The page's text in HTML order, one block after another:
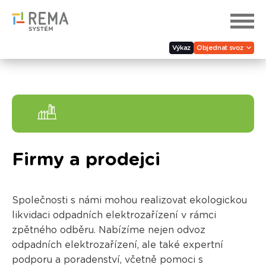
Výkaz Objednat svoz
Firmy a prodejci
Společnosti s námi mohou realizovat ekologickou
likvidaci odpadních elektrozařízení v rámci
zpětného odběru. Nabízíme nejen odvoz
odpadních elektrozařízení, ale také expertní
podporu a poradenství, včetně pomoci s